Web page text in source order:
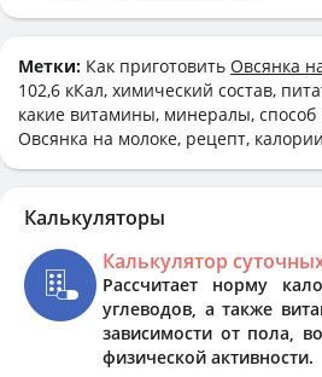
Метки: Как приготовить Овсянка
102,6 кКал, химический состав,
какие витамины, минералы, способ
Овсянка на молоке, рецепт,
Калькуляторы
Калькулятор
Рассчитает норму
углеводов, а также
зависимости от пола,
физической активности.